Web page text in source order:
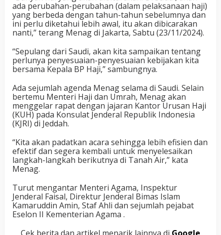
ada perubahan-perubahan (dalam pelaksanaan haji)
yang berbeda dengan tahun-tahun sebelumnya dan
ini perlu diketahui lebih awal, itu akan dibicarakan
nanti,” terang Menag di Jakarta, Sabtu (23/11/2024).
“Sepulang dari Saudi, akan kita sampaikan tentang
perlunya penyesuaian-penyesuaian kebijakan kita
bersama Kepala BP Haji,” sambungnya.
Ada sejumlah agenda Menag selama di Saudi. Selain
bertemu Menteri Haji dan Umrah, Menag akan
menggelar rapat dengan jajaran Kantor Urusan Haji
(KUH) pada Konsulat Jenderal Republik Indonesia
(KJRI) di Jeddah.
“Kita akan padatkan acara sehingga lebih efisien dan
efektif dan segera kembali untuk menyelesaikan
langkah-langkah berikutnya di Tanah Air,” kata
Menag.
Turut mengantar Menteri Agama, Inspektur
Jenderal Faisal, Direktur Jenderal Bimas Islam
Kamaruddin Amin, Staf Ahli dan sejumlah pejabat
Eselon II Kementerian Agama .